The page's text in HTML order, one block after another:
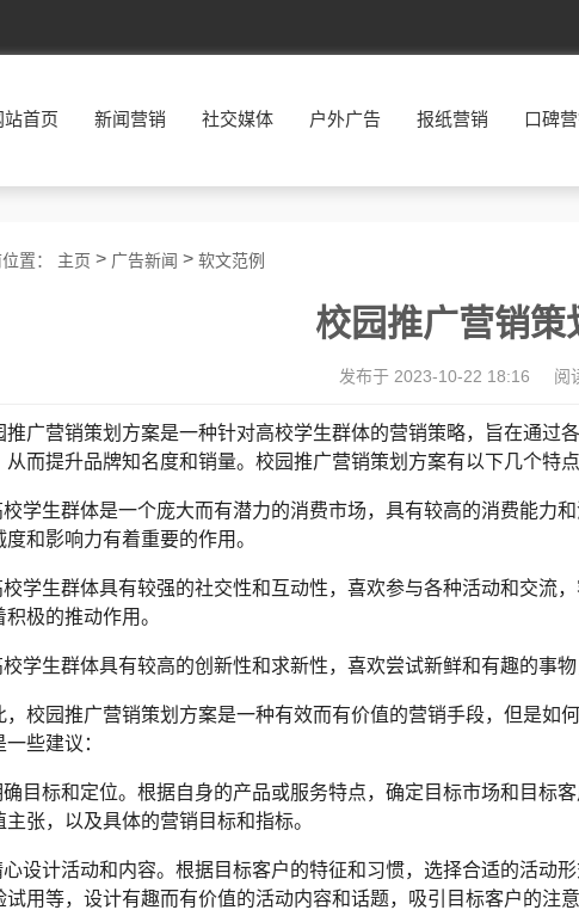
站首页 新闻营销 社交媒体 户外广告 报纸营销 口碑
置： 主页 > 广告新闻 > 软文范例
校园推广营销策
发布于 2023-10-22 18:16 阅
推广营销策划方案是一种针对高校学生群体的营销策略，旨在通过
从而提升品牌知名度和销量。校园推广营销策划方案有以下几个特点
校学生群体是一个庞大而有潜力的消费市场，具有较高的消费能力
度和影响力有着重要的作用。
校学生群体具有较强的社交性和互动性，喜欢参与各种活动和交流
积极的推动作用。
学生群体具有较高的创新性和求新性，喜欢尝试新鲜和有趣的事
，校园推广营销策划方案是一种有效而有价值的营销手段，但是如
一些建议：
确目标和定位。根据自身的产品或服务特点，确定目标市场和目标
主张，以及具体的营销目标和指标。
心设计活动和内容。根据目标客户的特征和习惯，选择合适的活动
试用等，设计有趣而有价值的活动内容和话题，吸引目标客户的注意